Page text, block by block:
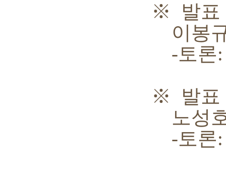
※ 발표
이봉
-토론
※
발표
노성
-토론